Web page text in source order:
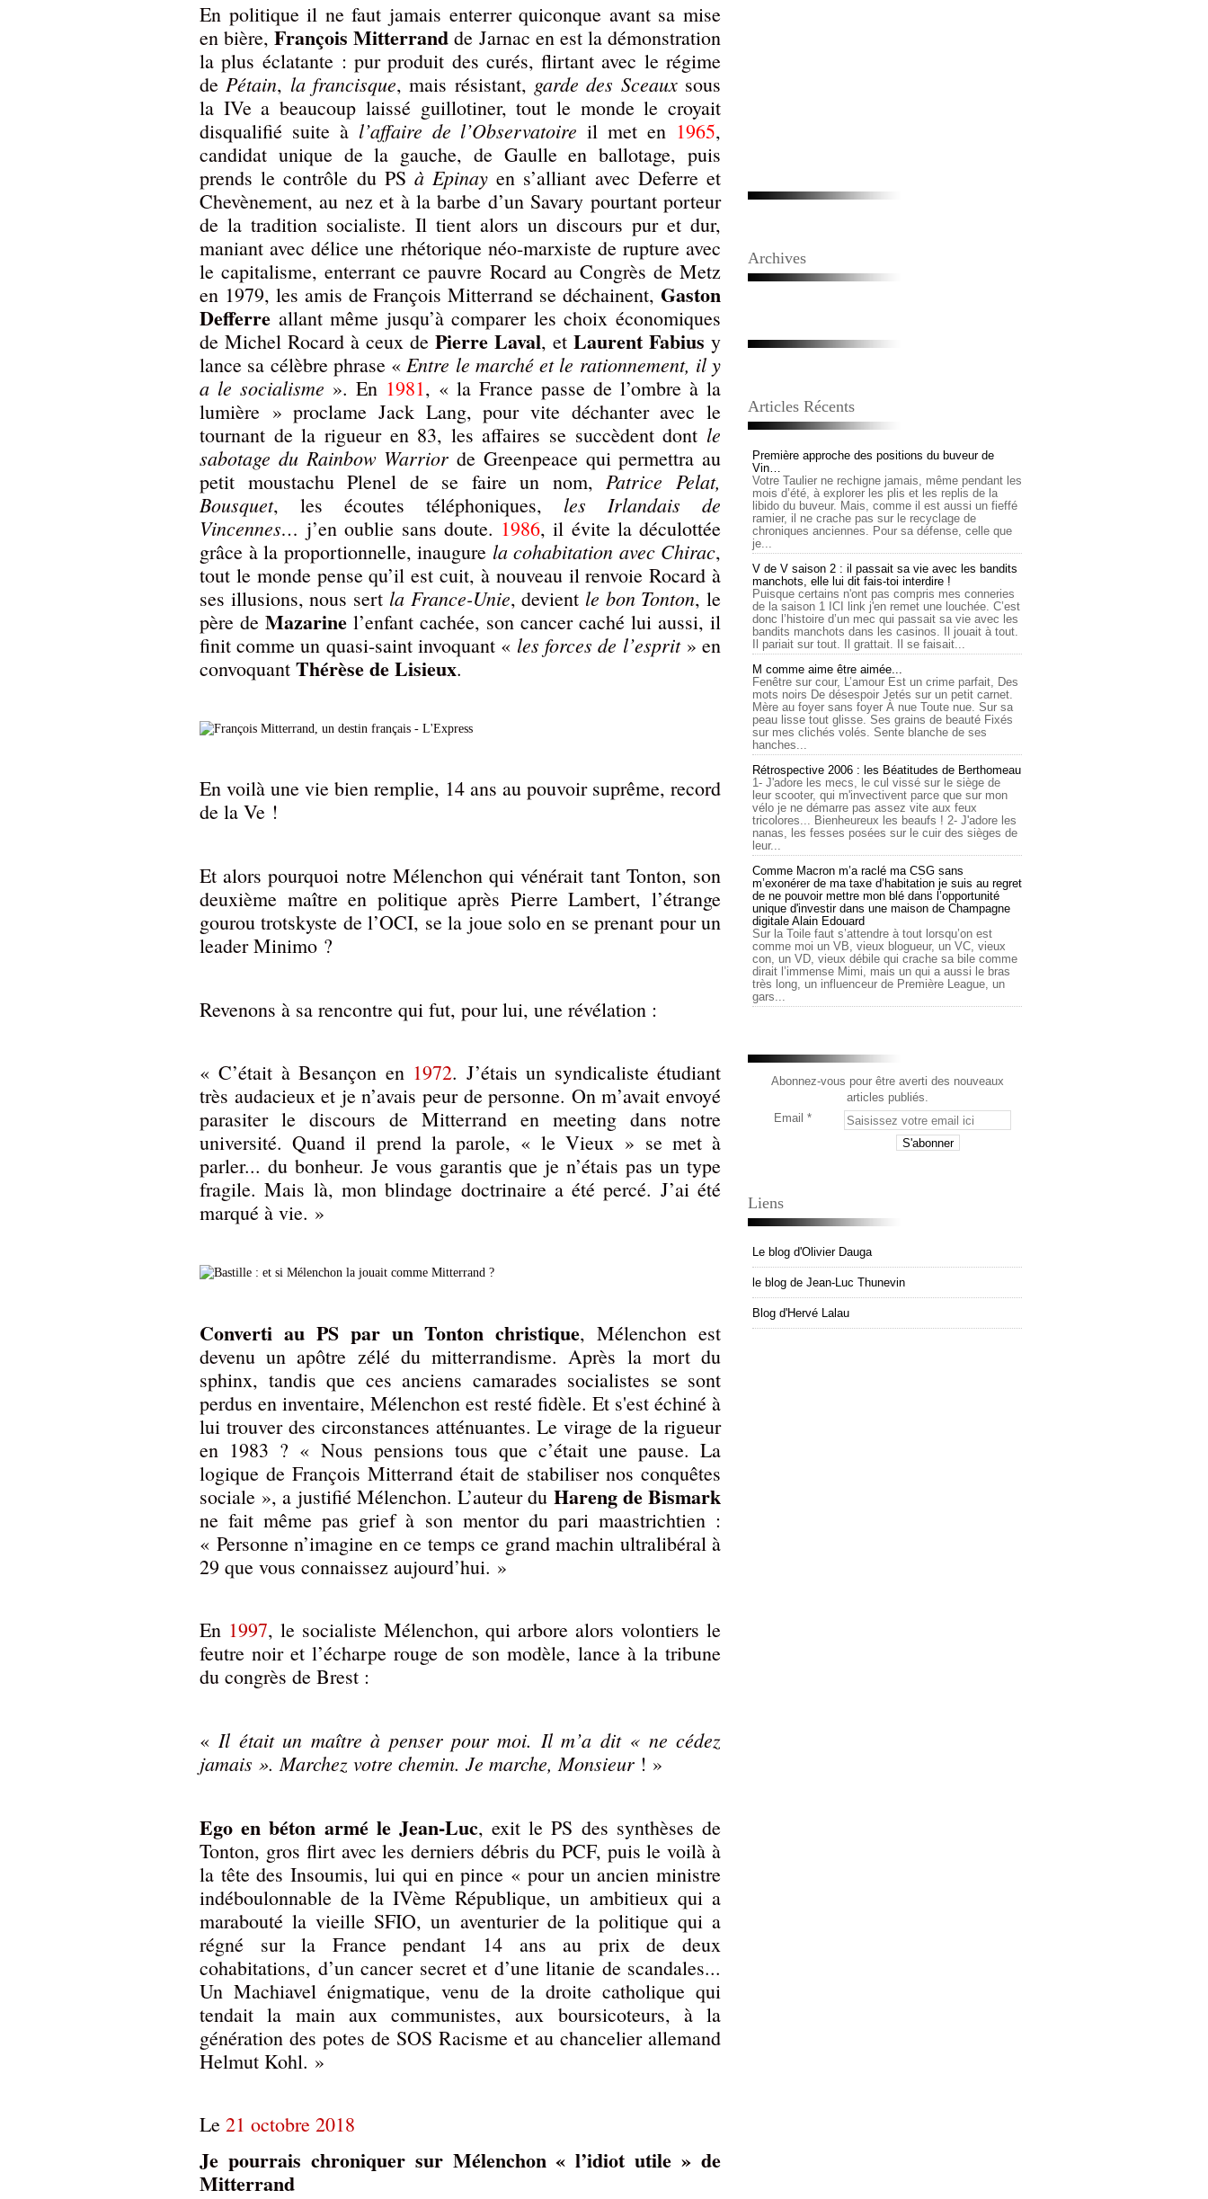
En politique il ne faut jamais enterrer quiconque avant sa mise
en bière,François Mitterrand de Jarnac en est la démonstration
la plus éclatante : pur produit des curés, flirtant avec le régime
dePétain, la francisque, mais résistant, garde des Sceauxsous
la IVe a beaucoup laissé guillotiner, tout le monde le croyait
disqualifié suite à l’affaire de l’Observatoire il met en 1965,
candidat unique de la gauche, de Gaulle en ballotage, puis
prends le contrôle du PS à Epinay en s’alliant avec Deferre et
Chevènement, au nez et à la barbe d’un Savary pourtant porteur
de la tradition socialiste. Il tient alors un discours pur et dur,
maniant avec délice une rhétorique néo-marxiste de rupture avec
le capitalisme, enterrant ce pauvre Rocard au Congrès de Metz
en 1979, les amis de François Mitterrand se déchainent, Gaston
Defferre allant même jusqu’à comparer les choix économiques
de Michel Rocard à ceux de Pierre Laval, et Laurent Fabius y
lance sa célèbre phrase «Entre le marché et le rationnement, il y
a le socialisme ». En 1981, « la France passe de l’ombre à la
lumière » proclame Jack Lang, pour vite déchanter avec le
tournant de la rigueur en 83, les affaires se succèdent dont le
sabotage du Rainbow Warrior de Greenpeace qui permettra au
petit moustachu Plenel de se faire un nom,Patrice Pelat,
Bousquet, les écoutes téléphoniques, les Irlandais de
Vincennes…j’en oublie sans doute. 1986, il évite la déculottée
grâce à la proportionnelle, inaugure la cohabitation avec Chirac,
tout le monde pense qu’il est cuit, à nouveau il renvoie Rocard à
ses illusions, nous sert la France-Unie, devient le bon Tonton, le
père de Mazarine l’enfant cachée, son cancer caché lui aussi, il
finit comme un quasi-saint invoquant « les forces de l’esprit» en
convoquant Thérèse de Lisieux.
En voilà une vie bien remplie, 14 ans au pouvoir suprême, record
de la Ve !
Et alors pourquoi notre Mélenchon qui vénérait tant Tonton, son
deuxième maître en politique après Pierre Lambert, l’étrange
gourou trotskyste de l’OCI, se la joue solo en se prenant pour un
leader Minimo ?
Revenons à sa rencontre qui fut, pour lui, une révélation :
« C’était à Besançon en 1972. J’étais un syndicaliste étudiant
très audacieux et je n’avais peur de personne. On m’avait envoyé
parasiter le discours de Mitterrand en meeting dans notre
université. Quand il prend la parole, « le Vieux » se met à
parler... du bonheur. Je vous garantis que je n’étais pas un type
fragile. Mais là, mon blindage doctrinaire a été percé. J’ai été
marqué à vie. »
Converti au PS par un Tonton christique, Mélenchon est
devenu un apôtre zélé du mitterrandisme. Après la mort du
sphinx, tandis que ces anciens camarades socialistes se sont
perdus en inventaire, Mélenchon est resté fidèle. Et s'est échiné à
lui trouver des circonstances atténuantes. Le virage de la rigueur
en 1983 ? « Nous pensions tous que c’était une pause. La
logique de François Mitterrand était de stabiliser nos conquêtes
sociale », a justifié Mélenchon. L’auteur du Hareng de Bismark
ne fait même pas grief à son mentor du pari maastrichtien :
« Personne n’imagine en ce temps ce grand machin ultralibéral à
29 que vous connaissez aujourd’hui. »
En 1997, le socialiste Mélenchon, qui arbore alors volontiers le
feutre noir et l’écharpe rouge de son modèle, lance à la tribune
du congrès de Brest :
«Il était un maître à penser pour moi. Il m’a dit « ne cédez
jamais ». Marchez votre chemin. Je marche, Monsieur ! »
Ego en béton armé le Jean-Luc, exit le PS des synthèses de
Tonton, gros flirt avec les derniers débris du PCF, puis le voilà à
la tête des Insoumis, lui qui en pince « pour un ancien ministre
indéboulonnable de la IVème République, un ambitieux qui a
marabouté la vieille SFIO, un aventurier de la politique qui a
régné sur la France pendant 14 ans au prix de deux
cohabitations, d’un cancer secret et d’une litanie de scandales...
Un Machiavel énigmatique, venu de la droite catholique qui
tendait la main aux communistes, aux boursicoteurs, à la
génération des potes de SOS Racisme et au chancelier allemand
Helmut Kohl. »
Le 21 octobre 2018
Je pourrais chroniquer sur Mélenchon « l’idiot utile » de
Mitterrand
Archives
Articles Récents
Première approche des positions du buveur de
Vin…
Votre Taulier ne rechigne jamais, même pendant les
mois d’été, à explorer les plis et les replis de la
libido du buveur. Mais, comme il est aussi un fieffé
ramier, il ne crache pas sur le recyclage de
chroniques anciennes. Pour sa défense, celle que
je...
V de V saison 2 : il passait sa vie avec les bandits
manchots, elle lui dit fais-toi interdire !
Puisque certains n'ont pas compris mes conneries
de la saison 1 ICI link j'en remet une louchée. C’est
donc l’histoire d’un mec qui passait sa vie avec les
bandits manchots dans les casinos. Il jouait à tout.
Il pariait sur tout. Il grattait. Il se faisait...
M comme aime être aimée...
Fenêtre sur cour, L’amour Est un crime parfait, Des
mots noirs De désespoir Jetés sur un petit carnet.
Mère au foyer sans foyer À nue Toute nue. Sur sa
peau lisse tout glisse. Ses grains de beauté Fixés
sur mes clichés volés. Sente blanche de ses
hanches...
Rétrospective 2006 : les Béatitudes de Berthomeau
1- J'adore les mecs, le cul vissé sur le siège de
leur scooter, qui m'invectivent parce que sur mon
vélo je ne démarre pas assez vite aux feux
tricolores... Bienheureux les beaufs ! 2- J'adore les
nanas, les fesses posées sur le cuir des sièges de
leur...
Comme Macron m’a raclé ma CSG sans
m’exonérer de ma taxe d’habitation je suis au regret
de ne pouvoir mettre mon blé dans l’opportunité
unique d'investir dans une maison de Champagne
digitale Alain Edouard
Sur la Toile faut s’attendre à tout lorsqu’on est
comme moi un VB, vieux blogueur, un VC, vieux
con, un VD, vieux débile qui crache sa bile comme
dirait l’immense Mimi, mais un qui a aussi le bras
très long, un influenceur de Première League, un
gars...
Abonnez-vous pour être averti des nouveaux
articles publiés.
Email
Liens
Le blog d'Olivier Dauga
le blog de Jean-Luc Thunevin
Blog d'Hervé Lalau